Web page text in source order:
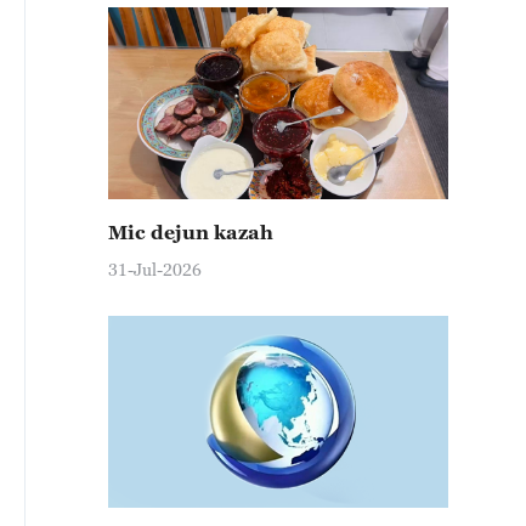
Mic dejun kazah
31-Jul-2026